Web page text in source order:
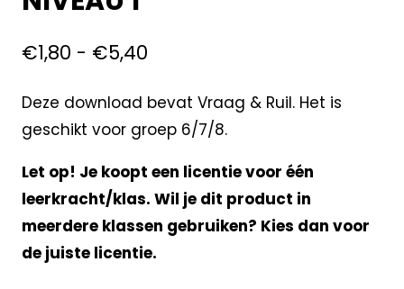
€1,80 - €5,40
Deze download bevat Vraag & Ruil. Het is
geschikt voor groep 6/7/8.
Let op! Je koopt een licentie voor één
leerkracht/klas. Wil je dit product in
meerdere klassen gebruiken? Kies dan voor
de juiste licentie.